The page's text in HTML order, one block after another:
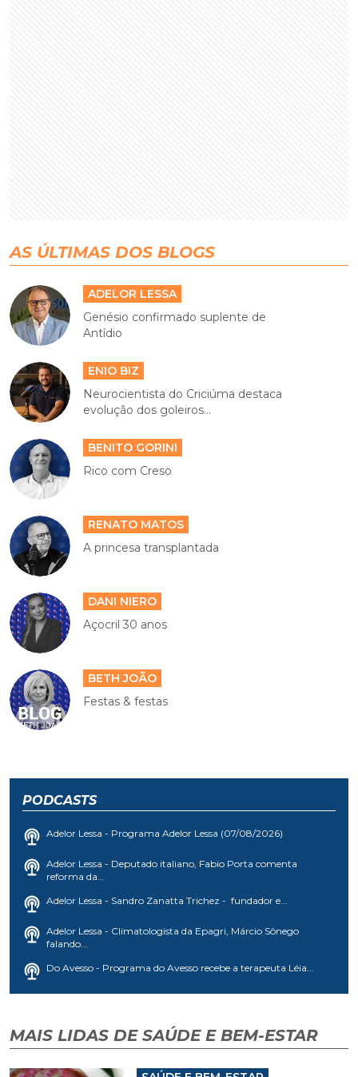
AS ÚLTIMAS DOS BLOGS
ADELOR LESSA
Genésio confirmado suplente de
Antídio
ENIO BIZ
Neurocientista do Criciúma destaca
evolução dos goleiros...
BENITO GORINI
Rico com Creso
RENATO MATOS
A princesa transplantada
DANI NIERO
Açocril 30 anos
BETH JOÃO
Festas & festas
PODCASTS
Adelor Lessa - Programa Adelor Lessa (07/08/2026)
Adelor Lessa - Deputado italiano, Fabio Porta comenta
reforma da...
Adelor Lessa - Sandro Zanatta Trichez - fundador e...
Adelor Lessa - Climatologista da Epagri, Márcio Sônego
falando...
Do Avesso - Programa do Avesso recebe a terapeuta Léia...
MAIS LIDAS DE SAÚDE E BEM-ESTAR